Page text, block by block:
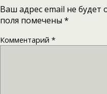
Ваш адрес email не будет
поля помечены *
Комментарий *